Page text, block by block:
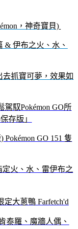
，神奇寶貝)
& 伊布之火、水、
去抓寶可夢，效果如
馭Pokémon GO所
存版」
GO 151 隻
火、水、雷伊布之
定大蔥鴨 Farfetch'd
泰羅、魔牆人偶、